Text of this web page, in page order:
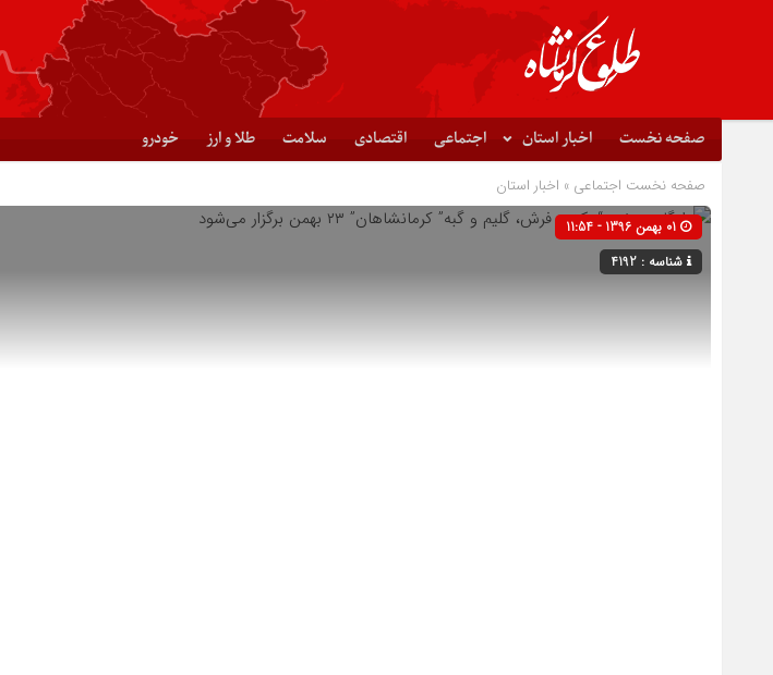
صفحه نخست اخبار استان اجتماعی اقتصادی سلامت طلا و ارز خودرو
صفحه نخست اجتماعی » اخبار استان
شناسه : 4192